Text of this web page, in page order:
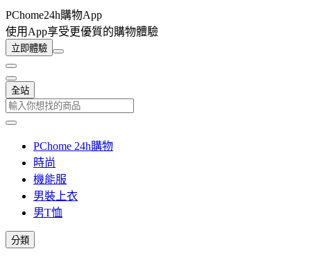
PChome24h購物App
使用App享受更優質的購物體驗
立即體驗
全站
PChome 24h購物
時尚
機能服
男裝上衣
男T恤
分類